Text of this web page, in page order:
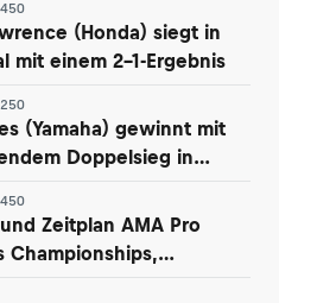
(Honda) siegt in
mit einem 2-1-Ergebnis
(Yamaha) gewinnt mit
Doppelsieg in
Zeitplan AMA Pro
Championships,